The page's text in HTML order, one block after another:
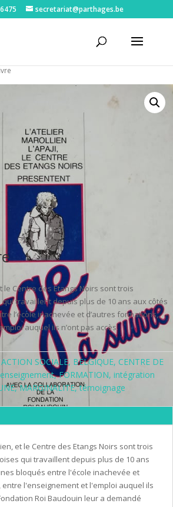
secretariat@parthages.be
le Centre des Etangs Noirs sont trois
travaillent depuis plus de 10 ans aux côtés
l’école inachevée et d’autres formations,
auquel ils n’ont pas accès.
ACTION SOCIALE, BELGIQUE, CENTRE DE
enseignement,FORMATION, intégration
,MARGINALITE,témoignage
et le Centre des Etangs Noirs sont trois
qui travaillent depuis plus de 10 ans
bloqués entre l'école inachevée et
l'enseignement et l'emploi auquel ils
Roi Baudouin leur a demandé